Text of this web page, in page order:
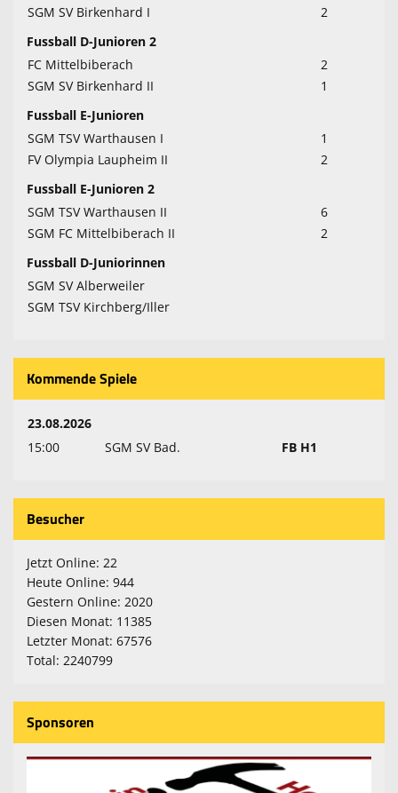
SGM SV Birkenhard I
2
Fussball D-Junioren 2
FC Mittelbiberach
2
SGM SV Birkenhard II
1
Fussball E-Junioren
SGM TSV Warthausen I
1
FV Olympia Laupheim II
2
Fussball E-Junioren 2
SGM TSV Warthausen II
6
SGM FC Mittelbiberach II
2
Fussball D-Juniorinnen
SGM SV Alberweiler
SGM TSV Kirchberg/Iller
Kommende Spiele
23.08.2026
15:00
SGM SV Bad. FB H1
Besucher
Jetzt Online: 22
Heute Online: 944
Gestern Online: 2020
Diesen Monat: 11385
Letzter Monat: 67576
Total: 2240799
Sponsoren